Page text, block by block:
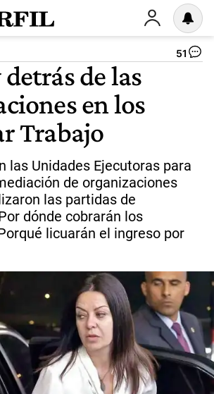
51
de las
en los
Trabajo
las Unidades Ejecutoras para
de organizaciones
las partidas de
dónde cobrarán los
licuarán el ingreso por